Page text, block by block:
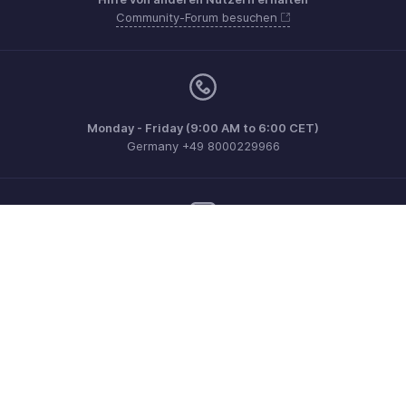
Community-Forum besuchen
Monday - Friday (9:00 AM to 6:00 CET)
Germany +49 8000229966